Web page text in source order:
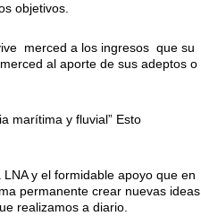
objetivos.
merced a los ingresos que su
al aporte de sus adeptos o
marítima y fluvial” Esto
y el formidable apoyo que en
permanente crear nuevas ideas
realizamos a diario.